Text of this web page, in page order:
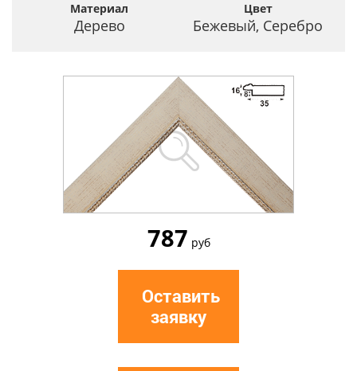
Материал
Дерево
Цвет
Бежевый, Серебро
787 руб
Оставить
заявку